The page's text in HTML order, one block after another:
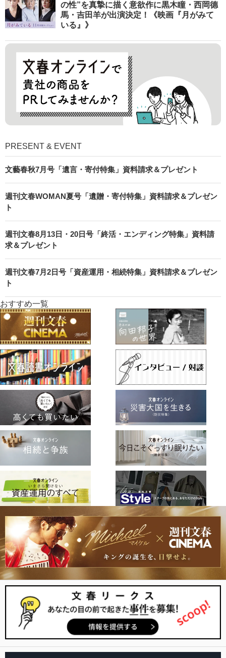
の性”を真摯に描く意欲作に黒木瞳・西岡德
馬・吉田羊が出演決定！《映画『月がみて
いる』》
PRESENT & EVENT
文藝春秋7月号「遺言・寄付特集」資料請求＆プレゼント
週刊文春WOMAN夏号「遺贈・寄付特集」資料請求＆プレゼン
ト
週刊文春8月13日・20日号「終活・エンディング特集」資料請
求＆プレゼント
週刊文春7月2日号「資産運用・相続特集」資料請求＆プレゼン
ト
おすすめ一覧